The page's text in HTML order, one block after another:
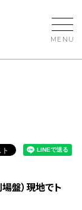
MENU
盤）現地でト